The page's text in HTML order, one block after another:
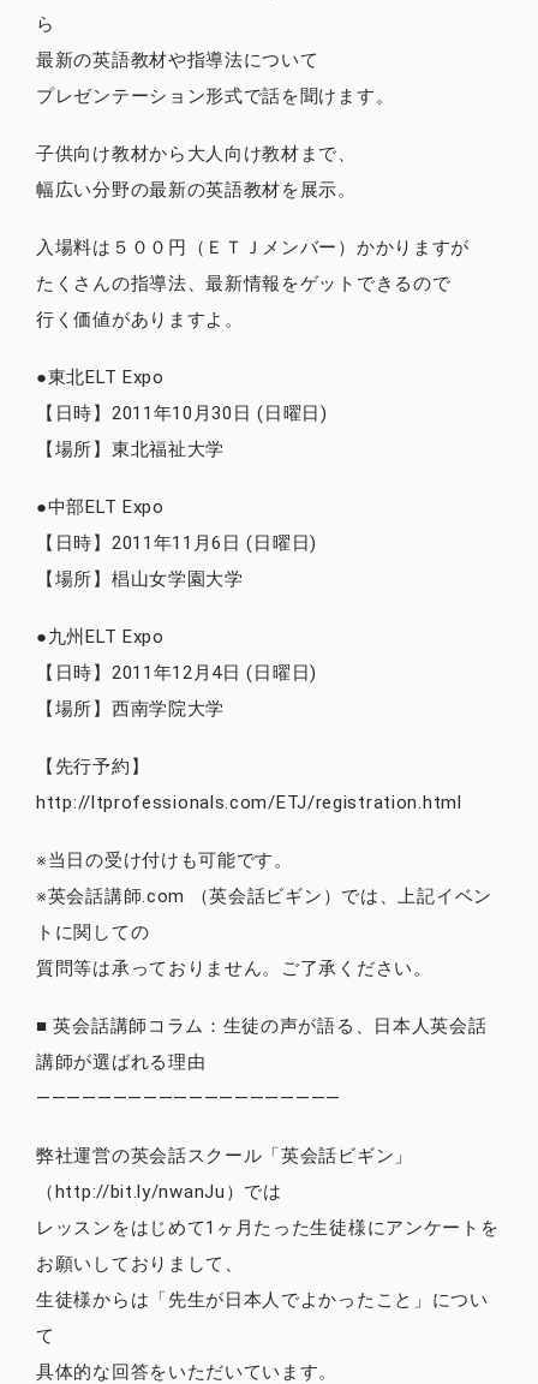
ら
最新の英語教材や指導法について
プレゼンテーション形式で話を聞けます。
子供向け教材から大人向け教材まで、
幅広い分野の最新の英語教材を展示。
入場料は５００円（ＥＴＪメンバー）かかりますが
たくさんの指導法、最新情報をゲットできるので
行く価値がありますよ。
●東北ELT Expo
【日時】2011年10月30日 (日曜日)
【場所】東北福祉大学
●中部ELT Expo
【日時】2011年11月6日 (日曜日)
【場所】椙山女学園大学
●九州ELT Expo
【日時】2011年12月4日 (日曜日)
【場所】西南学院大学
【先行予約】
http://ltprofessionals.com/ETJ/registration.html
※当日の受け付けも可能です。
※英会話講師.com （英会話ビギン）では、上記イベン
トに関しての
質問等は承っておりません。ご了承ください。
■ 英会話講師コラム：生徒の声が語る、日本人英会話
講師が選ばれる理由
————————————————————
弊社運営の英会話スクール「英会話ビギン」
（http://bit.ly/nwanJu）では
レッスンをはじめて1ヶ月たった生徒様にアンケートを
お願いしておりまして、
生徒様からは「先生が日本人でよかったこと」につい
て
具体的な回答をいただいています。